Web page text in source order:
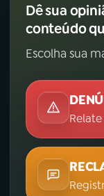
Dê sua
conteúdo
Escolha sua